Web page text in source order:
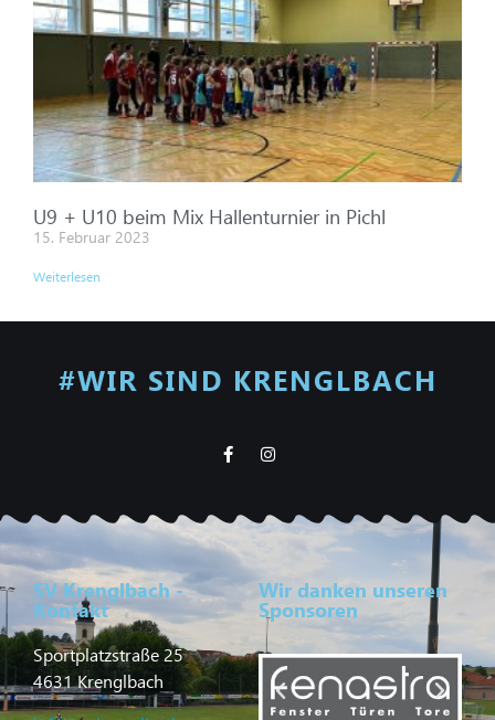
U9 + U10 beim Mix Hallenturnier in Pichl
15. Februar 2023
Weiterlesen
#WIR SIND KRENGLBACH
SV Krenglbach -
Kontakt
Sportplatzstraße 25
4631 Krenglbach
Wir danken unseren
Sponsoren